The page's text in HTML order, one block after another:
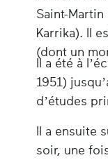
Saint-
Karrika). Il
(dont un
Il a été à
1951)
d’études
Il a ensuite
soir, une